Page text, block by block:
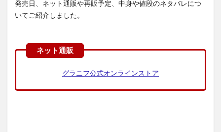
発売日、ネット通販や再販予定、中身や値段のネタバレにつ
いてご紹介しました。
グラニフ公式オンラインストア